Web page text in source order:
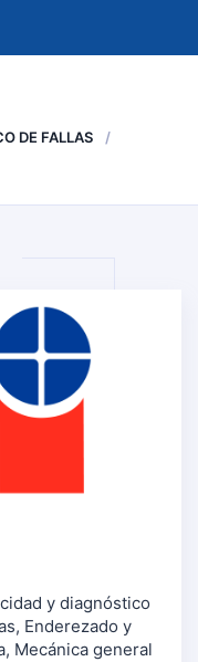
DE FALLAS
y diagnóstico
, Enderezado y
, Mecánica general